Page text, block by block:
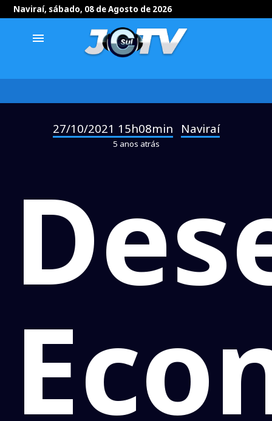
Naviraí, sábado, 08 de Agosto de 2026
menu
27/10/2021 15h08min Naviraí
5 anos atrás